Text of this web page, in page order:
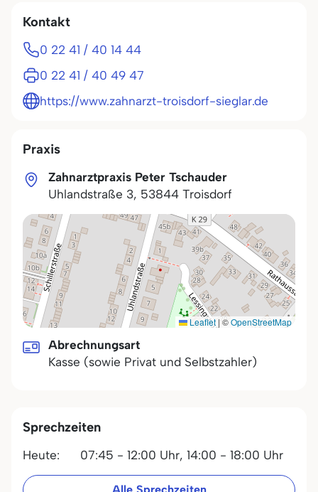
Praxis
Zahnarztpraxis Peter Tschauder
Uhlandstraße 3, 53844 Troisdorf
Leaflet |©OpenStreetMap
Abrechnungsart
Kasse (sowie Privat und Selbstzahler)
Sprechzeiten
Heute: 07:45 - 12:00 Uhr, 14:00 - 18:00 Uhr
Kontakt
0 22 41 / 40 14 44
0 22 41 / 40 49 47
https://www.zahnarzt-troisdorf-sieglar.de